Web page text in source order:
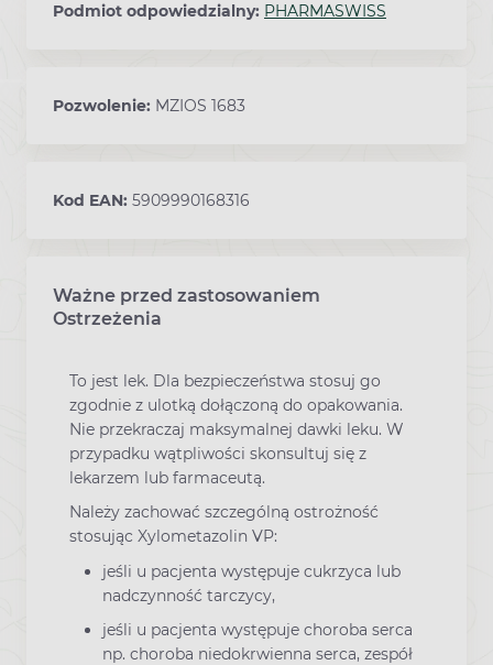
Podmiot odpowiedzialny: PHARMASWISS
Pozwolenie: MZIOS 1683
Kod EAN: 5909990168316
Ważne przed zastosowaniem
Ostrzeżenia
To jest lek. Dla bezpieczeństwa stosuj go
zgodnie z ulotką dołączoną do opakowania.
Nie przekraczaj maksymalnej dawki leku. W
przypadku wątpliwości skonsultuj się z
lekarzem lub farmaceutą.
Należy zachować szczególną ostrożność
stosując Xylometazolin VP:
jeśli u pacjenta występuje cukrzyca lub
nadczynność tarczycy,
jeśli u pacjenta występuje choroba serca
np. choroba niedokrwienna serca, zespół